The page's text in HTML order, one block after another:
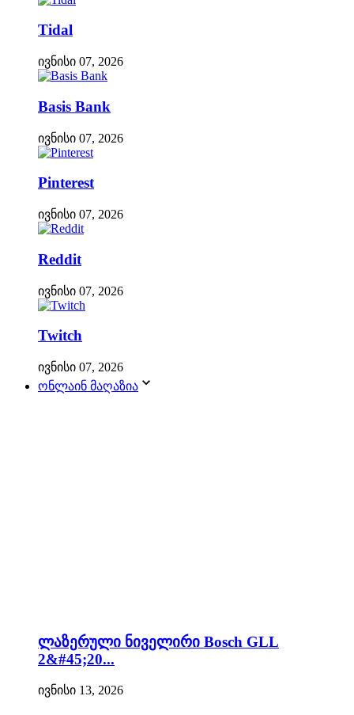
Tidal
ივნისი 07, 2026
Basis Bank
ივნისი 07, 2026
Pinterest
ივნისი 07, 2026
Reddit
ივნისი 07, 2026
Twitch
ივნისი 07, 2026
ონლაინ მაღაზია
ლაზერული ნიველირი Bosch GLL
2&#45;20...
ივნისი 13, 2026